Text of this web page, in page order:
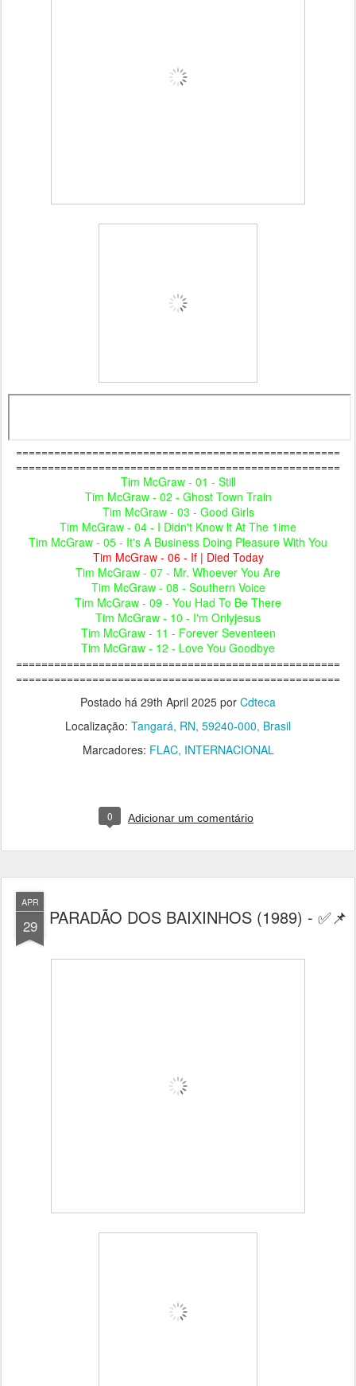
===================================================
===================================================
Tim McGraw - 01 - Still
Tim McGraw - 02 - Ghost Town Train
Tim McGraw - 03 - Good Girls
Tim McGraw - 04 - I Didn't Know lt At The 1ime
Tim McGraw - 05 - It's A Business Doing Pleasure With You
Tim McGraw - 06 - If | Died Today
Tim McGraw - 07 - Mr. Whoever You Are
Tim McGraw - 08 - Southern Voice
Tim McGraw - 09 - You Had To Be There
Tim McGraw - 10 - I'm Onlyjesus
Tim McGraw - 11 - Forever Seventeen
Tim McGraw - 12 - Love You Goodbye
===================================================
===================================================
Postado há 29th April 2025 por Cdteca
Localização: Tangará, RN, 59240-000, Brasil
Marcadores: FLAC INTERNACIONAL
0 Adicionar um comentário
APR
29 PARADÃO DOS BAIXINHOS (1989) - ✅📌